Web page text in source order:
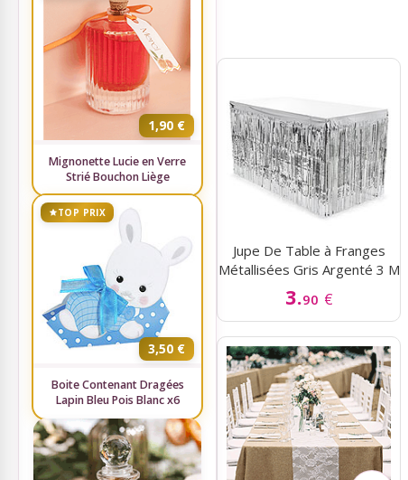
Gâteaux bonbons, bouquets
bonbons
Boîtes de chocolats
Etiquettes Personnalisées
Ruban Personnalisé
Rubans Tulle Organdi
Scrapbooking, Loisirs Créatifs
Ambiance Thème Vintage
Ambiance Thème Mer
Vaisselle, Cocktail, Mise en
Bouche
Déco salle baptême
Fleurs, Décoration Florale
Feux d'artifices
Sky Lanterns
1,90 €
Mignonette Lucie en Verre
Strié Bouchon Liège
TOP PRIX
3,50 €
Boite Contenant Dragées
Lapin Bleu Pois Blanc x6
Jupe De Table à Franges
Métallisées Gris Argenté 3 M
3.90 €